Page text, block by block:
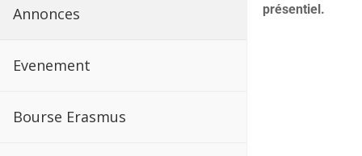
Annonces
Evenement
Bourse Erasmus
présentiel.